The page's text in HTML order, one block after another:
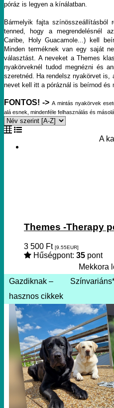
póráz is legyen a kínálatban.
Bármelyik fajta színösszeállításból
tenned, hogy a megrendelésnél
Caribe, Holy Guacamole...) kell
Minden terméknek van egy saját
választást. A neveket a Themes
nyakörveknél tudod megnézni és
szeretnéd. Ha rendelsz nyakörvet is,
nevet kell itt a póráznál is beírnod és
FONTOS! ->A mintás nyakörvek
alá esnek, mindenféle felhasználás és
A
Themes -Therapy
3 500 Ft [9.55EUR]
Hűségpont: 35 pont
Mekkora
Gazdiknak –
hasznos cikkek